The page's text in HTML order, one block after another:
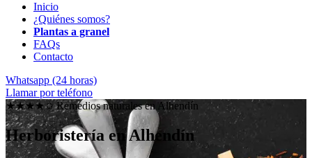
Inicio
¿Quiénes somos?
Plantas a granel
FAQs
Contacto
Whatsapp (24 horas)
Llamar por teléfono
★★★★✩ Remedios naturales en Alhendín
Herboristería en Alhendín